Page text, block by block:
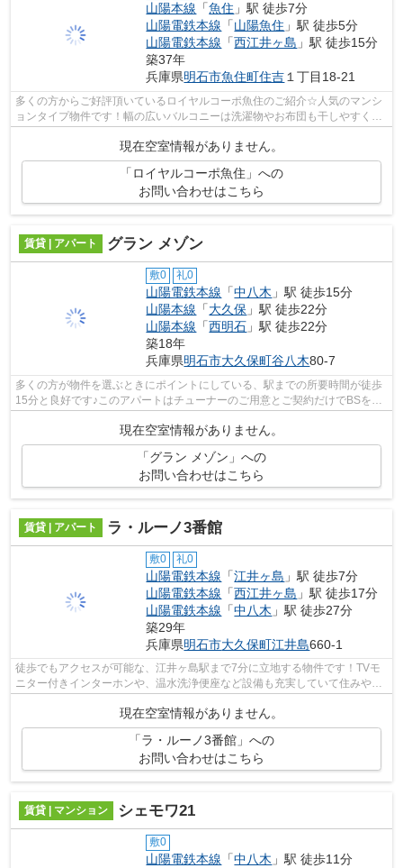
山陽本線 「魚住 」駅 徒歩7分
山陽電鉄本線 「山陽魚住 」駅 徒歩5分
山陽電鉄本線 「西江井ヶ島 」駅 徒歩15分
築37年
兵庫県明石市魚住町住吉１丁目18-21
多くの方からご好評頂いているロイヤルコーポ魚住のご紹介☆人気のマンシ
ョンタイプ物件です！幅の広いバルコニーは洗濯物やお布団も干しやすく便
現在空室情報がありません。
「ロイヤルコーポ魚住」への
お問い合わせはこちら
賃貸 | アパート グラン メゾン
敷0 礼0
山陽電鉄本線 「中八木 」駅 徒歩15分
山陽本線 「大久保 」駅 徒歩22分
山陽本線 「西明石 」駅 徒歩22分
築18年
兵庫県明石市大久保町谷八木80-7
多くの方が物件を選ぶときにポイントにしている、駅までの所要時間が徒歩
15分と良好です♪このアパートはチューナーのご用意とご契約だけでBSを楽
しめます♪新たな回線工事が必要ない、...
現在空室情報がありません。
「グラン メゾン」への
お問い合わせはこちら
賃貸 | アパート ラ・ルーノ3番館
敷0 礼0
山陽電鉄本線 「江井ヶ島 」駅 徒歩7分
山陽電鉄本線 「西江井ヶ島 」駅 徒歩17分
山陽電鉄本線 「中八木 」駅 徒歩27分
築29年
兵庫県明石市大久保町江井島660-1
徒歩でもアクセスが可能な、江井ヶ島駅まで7分に立地する物件です！TVモ
ニター付きインターホンや、温水洗浄便座など設備も充実していて住みやす
現在空室情報がありません。
「ラ・ルーノ3番館」への
お問い合わせはこちら
賃貸 | マンション シェモワ21
敷0
山陽電鉄本線 「中八木 」駅 徒歩11分